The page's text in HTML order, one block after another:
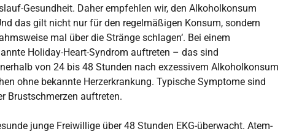
Gesundheit. Daher empfehlen wir, den Alkoholkonsum
das gilt nicht nur für den regelmäßigen Konsum, sondern
mal über die Stränge schlagen‘. Bei einem
Holiday-Heart-Syndrom auftreten – das sind
von 24 bis 48 Stunden nach exzessivem Alkoholkonsum
ohne bekannte Herzerkrankung. Typische Symptome sind
Brustschmerzen auftreten.
junge Freiwillige über 48 Stunden EKG-überwacht. Atem-